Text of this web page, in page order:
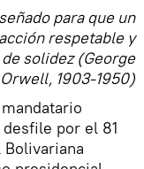
para que un
respetable y
solidez (George
Orwell, 1903-1950)
por el 81